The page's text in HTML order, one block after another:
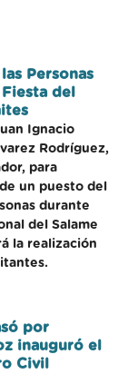
Personas
del
Ignacio
Rodríguez,
para
un puesto del
durante
del Salame
la realización
por
inauguró el
Civil